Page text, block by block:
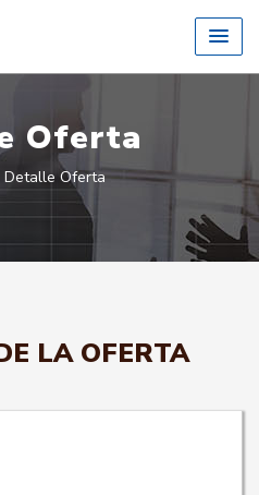
Oferta
Detalle Oferta
LA OFERTA